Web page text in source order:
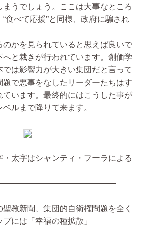
うでしょう。ここは大事なところ
食べて応援”と同様、政府に騙され
かを見られていると思えば良いで
へと裁きが行われています。創価学
は影響力が大きい集団だと言って
題で悪事をなしたリーダーたちはす
ています。最終的にはこうした事が
ルまで降りて来ます。
太字はシャンティ・フーラによる
聖教新聞、集団的自衛権問題を全く
には「幸福の種拡散」